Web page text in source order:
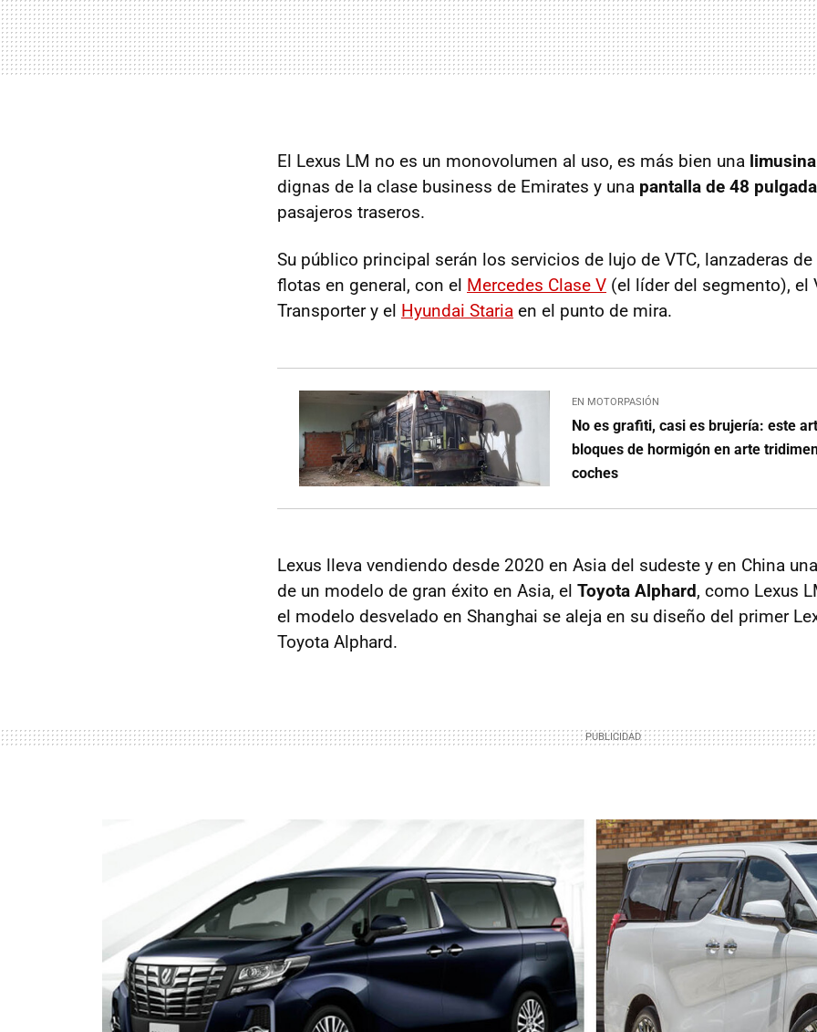
El Lexus LM no es un monovolumen al uso, es más bien una limusina
dignas de la clase business de Emirates y una pantalla de 48
pasajeros traseros.
Su público principal serán los servicios de lujo de VTC, lanzaderas
flotas en general, con el Mercedes Clase V (el líder del segmento), el
Transporter y el Hyundai Staria en el punto de mira.
EN MOTORPASIÓN
No es grafiti, casi es brujería: este
bloques de hormigón en arte
coches
Lexus lleva vendiendo desde 2020 en Asia del sudeste y en China
de un modelo de gran éxito en Asia, el Toyota Alphard, como Lexus
el modelo desvelado en Shanghai se aleja en su diseño del primer
Toyota Alphard.